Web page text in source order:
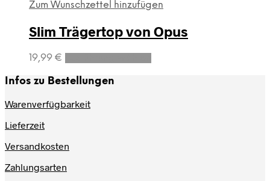
Zum Wunschzettel hinzufügen
Slim Trägertop von Opus
19,99 €
Dieses
Infos zu Bestellungen
Warenverfügbarkeit
Lieferzeit
Versandkosten
Zahlungsarten